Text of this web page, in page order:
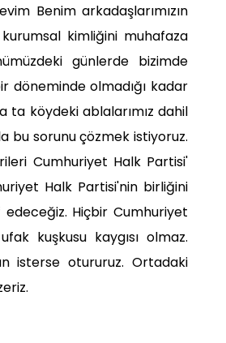
Benim arkadaşlarımızın
kimliğini muhafaza
günlerde bizimde
döneminde olmadığı kadar
ta köydeki ablalarımız dahil
bu sorunu çözmek istiyoruz.
Cumhuriyet Halk Partisi'
Halk Partisi'nin birliğini
Hiçbir Cumhuriyet
kuşkusu kaygısı olmaz.
isterse otururuz. Ortadaki